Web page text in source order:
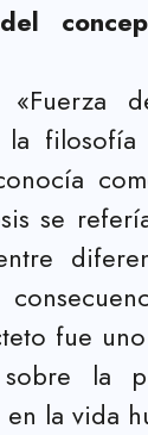
filosofía
se
fue
la
la vida